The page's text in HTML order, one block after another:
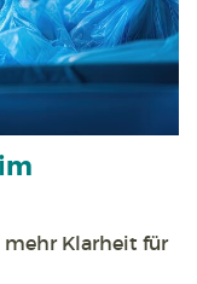
Klarheit für